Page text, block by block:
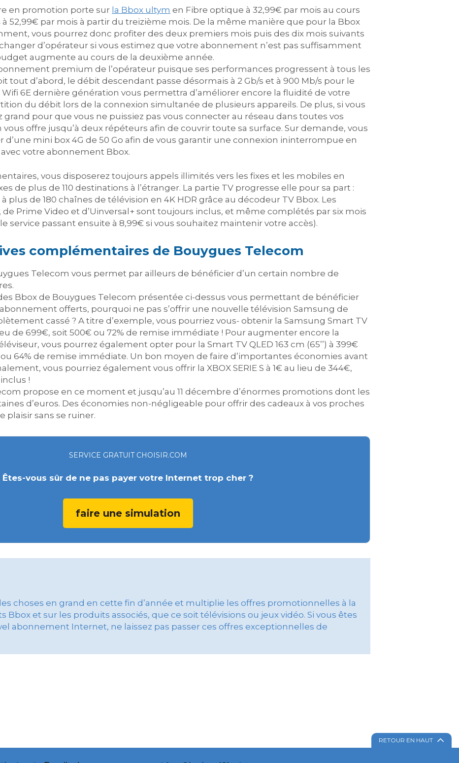
en promotion porte sur la Bbox ultym en Fibre optique à 32,99€ par mois au cours
52,99€ par mois à partir du treizième mois. De la même manière que pour la Bbox
vous pourrez donc profiter des deux premiers mois puis des dix mois suivants
d’opérateur si vous estimez que votre abonnement n’est pas suffisamment
augmente au cours de la deuxième année.
premium de l’opérateur puisque ses performances progressent à tous les
tout d’abord, le débit descendant passe désormais à 2 Gb/s et à 900 Mb/s pour le
6E dernière génération vous permettra d’améliorer encore la fluidité de votre
du débit lors de la connexion simultanée de plusieurs appareils. De plus, si vous
pour que vous ne puissiez pas vous connecter au réseau dans toutes vos
offre jusqu’à deux répéteurs afin de couvrir toute sa surface. Sur demande, vous
mini box 4G de 50 Go afin de vous garantir une connexion ininterrompue en
votre abonnement Bbox.
vous disposerez toujours appels illimités vers les fixes et les mobiles en
de plus de 110 destinations à l’étranger. La partie TV progresse elle pour sa part :
plus de 180 chaînes de télévision en 4K HDR grâce au décodeur TV Bbox. Les
Prime Video et d’Uinversal+ sont toujours inclus, et même complétés par six mois
service passant ensuite à 8,99€ si vous souhaitez maintenir votre accès).
complémentaires de Bouygues Telecom
Telecom vous permet par ailleurs de bénéficier d’un certain nombre de
Bbox de Bouygues Telecom présentée ci-dessus vous permettant de bénéficier
offerts, pourquoi ne pas s’offrir une nouvelle télévision Samsung de
cassé ? A titre d’exemple, vous pourriez vous- obtenir la Samsung Smart TV
lieu de 699€, soit 500€ ou 72% de remise immédiate ! Pour augmenter encore la
vous pourrez également opter pour la Smart TV QLED 163 cm (65’’) à 399€
64% de remise immédiate. Un bon moyen de faire d’importantes économies avant
vous pourriez également vous offrir la XBOX SERIE S à 1€ au lieu de 344€,
!
propose en ce moment et jusqu’au 11 décembre d’énormes promotions dont les
d’euros. Des économies non-négligeable pour offrir des cadeaux à vos proches
plaisir sans se ruiner.
SERVICE GRATUIT CHOISIR.COM
Êtes-vous sûr de ne pas payer votre Internet trop cher ?
faire une simulation
choses en grand en cette fin d’année et multiplie les offres promotionnelles à la
Bbox et sur les produits associés, que ce soit télévisions ou jeux vidéo. Si vous êtes
abonnement Internet, ne laissez pas passer ces offres exceptionnelles de
RETOUR EN HAUT